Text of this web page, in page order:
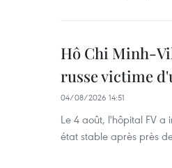
Hô Chi Minh-
russe victime
04/08/2026 14:51
Le 4 août, l'hôpital FV a
état stable après près